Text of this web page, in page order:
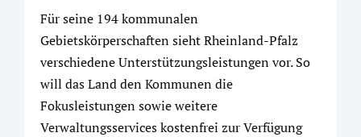
Für seine 194 kommunalen
Gebietskörperschaften sieht Rheinland-Pfalz
verschiedene Unterstützungsleistungen vor. So
will das Land den Kommunen die
Fokusleistungen sowie weitere
Verwaltungsservices kostenfrei zur Verfügung